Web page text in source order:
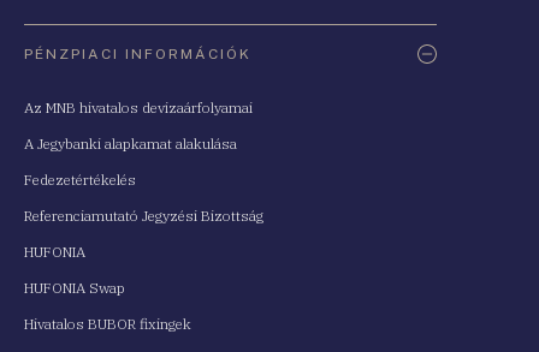
PÉNZPIACI INFORMÁCIÓK
Az MNB hivatalos devizaárfolyamai
A Jegybanki alapkamat alakulása
Fedezetértékelés
Referenciamutató Jegyzési Bizottság
HUFONIA
HUFONIA Swap
Hivatalos BUBOR fixingek